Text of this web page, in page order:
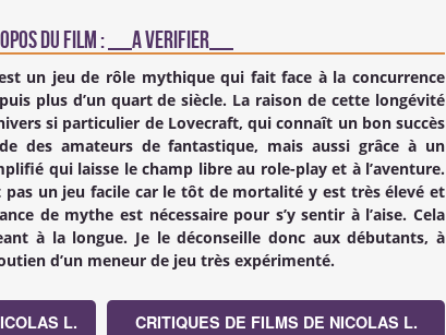
du Film : __A VERIFIER__
un jeu de rôle mythique qui fait face à la concurrence
plus d’un quart de siècle. La raison de cette longévité
si particulier de Lovecraft, qui connaît un bon succès
des amateurs de fantastique, mais aussi grâce à un
qui laisse le champ libre au role-play et à l’aventure.
pas un jeu facile car le tôt de mortalité y est très élevé et
de mythe est nécessaire pour s’y sentir à l’aise. Cela
à la longue. Je le déconseille donc aux débutants, à
d’un meneur de jeu très expérimenté.
L. CRITIQUES DE FILMS DE NICOLAS L.